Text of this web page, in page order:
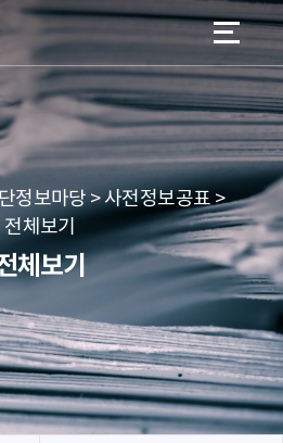
문 바로가기
뉴 바로가기
정보마당 > 사전정보공표 >
전체보기
체보기